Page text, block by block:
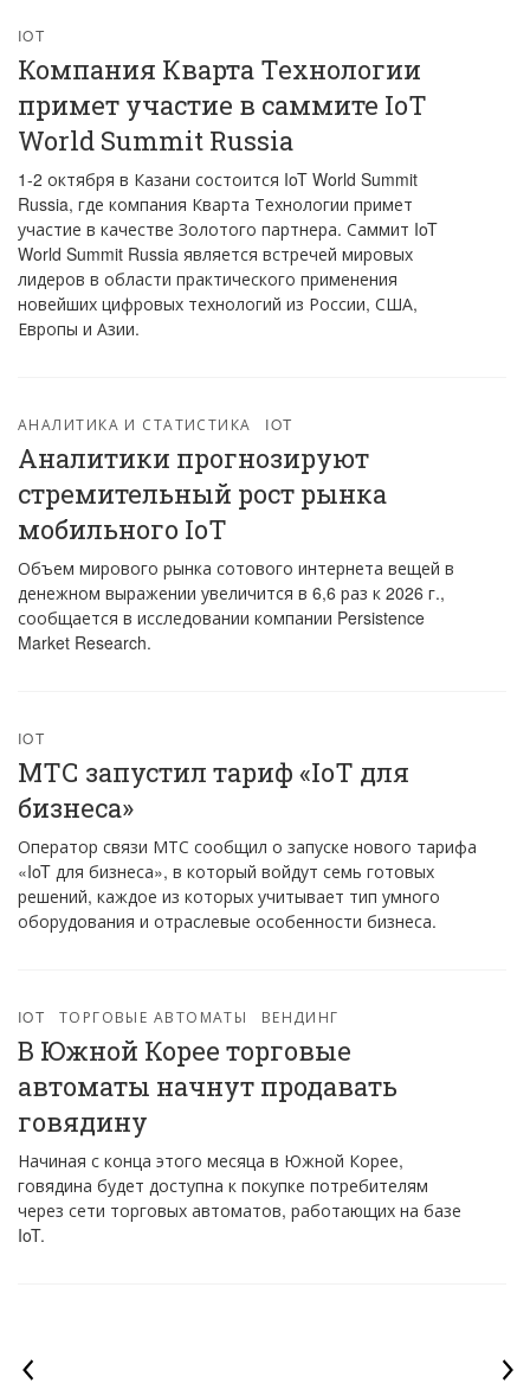
IOT
Компания Кварта Технологии
примет участие в саммите IoT
World Summit Russia
1-2 октября в Казани состоится IoT World Summit
Russia, где компания Кварта Технологии примет
участие в качестве Золотого партнера. Саммит IoT
World Summit Russia является встречей мировых
лидеров в области практического применения
новейших цифровых технологий из России, США,
Европы и Азии.
АНАЛИТИКА И СТАТИСТИКА IOT
Аналитики прогнозируют
стремительный рост рынка
мобильного IoT
Объем мирового рынка сотового интернета вещей в
денежном выражении увеличится в 6,6 раз к 2026 г.,
сообщается в исследовании компании Persistence
Market Research.
IOT
МТС запустил тариф «IoT для
бизнеса»
Оператор связи МТС сообщил о запуске нового тарифа
«IoT для бизнеса», в который войдут семь готовых
решений, каждое из которых учитывает тип умного
оборудования и отраслевые особенности бизнеса.
IOT ТОРГОВЫЕ АВТОМАТЫ ВЕНДИНГ
В Южной Корее торговые
автоматы начнут продавать
говядину
Начиная с конца этого месяца в Южной Корее,
говядина будет доступна к покупке потребителям
через сети торговых автоматов, работающих на базе
IoT.